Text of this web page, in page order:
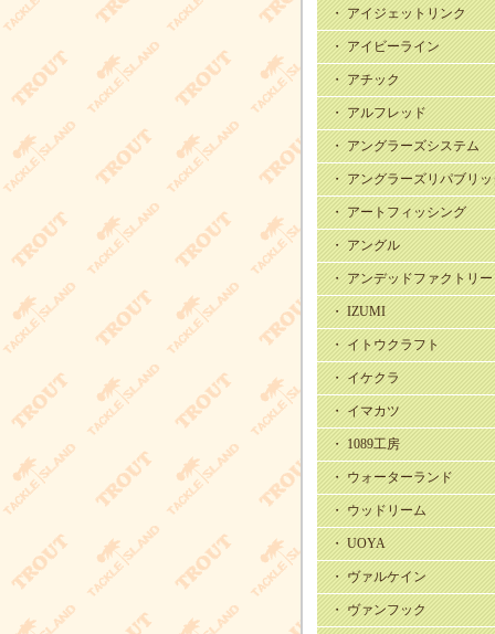
・ アイジェットリンク
・ アイビーライン
・ アチック
・ アルフレッド
・ アングラーズシステム
・ アングラーズリパブリ
・ アートフィッシング
・ アングル
・ アンデッドファクトリー
・ IZUMI
・ イトウクラフト
・ イケクラ
・ イマカツ
・ 1089工房
・ ウォーターランド
・ ウッドリーム
・ UOYA
・ ヴァルケイン
・ ヴァンフック